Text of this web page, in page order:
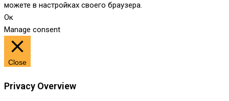
можете в настройках своего браузера.
Ок
Manage consent
Close
Privacy Overview